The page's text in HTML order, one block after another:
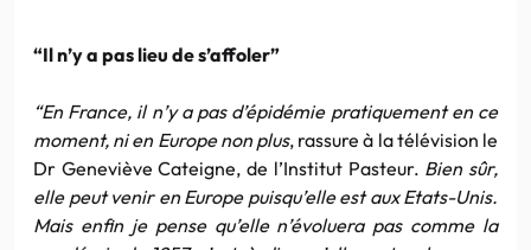
“Il n’y a pas lieu de s’affoler”
“En France, il n’y a pas d’épidémie pratiquement en ce
moment, ni en Europe non plus, rassure à la télévision le
Dr Geneviève Cateigne, de l’Institut Pasteur. Bien sûr,
elle peut venir en Europe puisqu’elle est aux Etats-Unis.
Mais enfin je pense qu’elle n’évoluera pas comme la